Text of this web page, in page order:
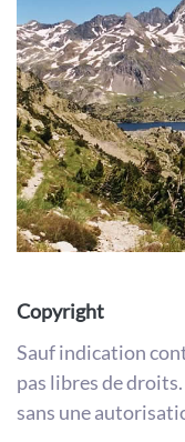
Copyright
Sauf indication
pas libres de
sans une